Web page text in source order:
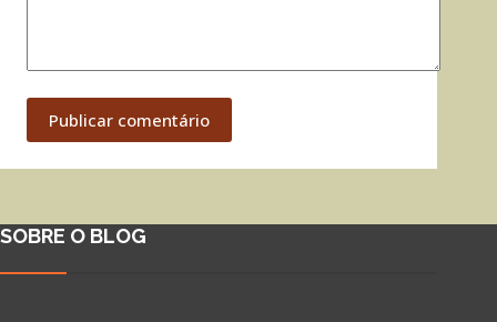
Publicar comentário
SOBRE O BLOG